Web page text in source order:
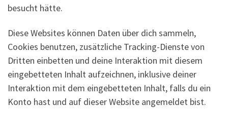
besucht hätte.
Diese Websites können Daten über dich sammeln,
Cookies benutzen, zusätzliche Tracking-Dienste von
Dritten einbetten und deine Interaktion mit diesem
eingebetteten Inhalt aufzeichnen, inklusive deiner
Interaktion mit dem eingebetteten Inhalt, falls du ein
Konto hast und auf dieser Website angemeldet bist.